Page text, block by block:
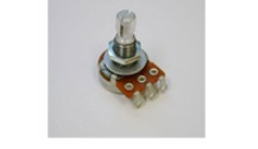
電子ピアノ